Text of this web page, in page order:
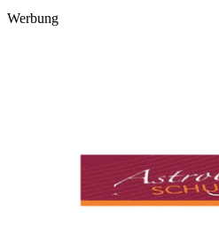
Werbung